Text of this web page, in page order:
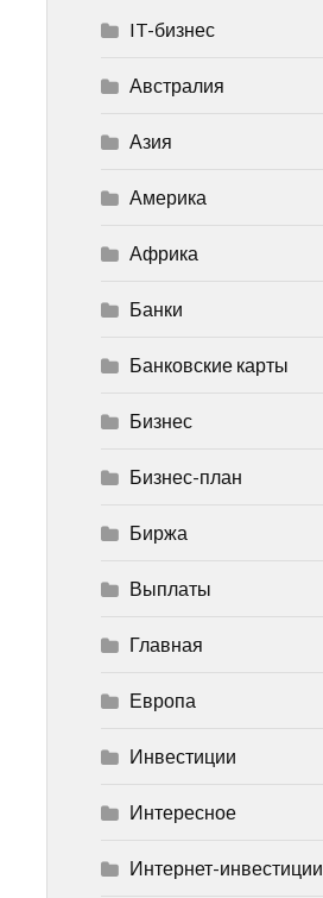
IT-бизнес
Австралия
Азия
Америка
Африка
Банки
Банковские карты
Бизнес
Бизнес-план
Биржа
Выплаты
Главная
Европа
Инвестиции
Интересное
Интернет-инвестиции